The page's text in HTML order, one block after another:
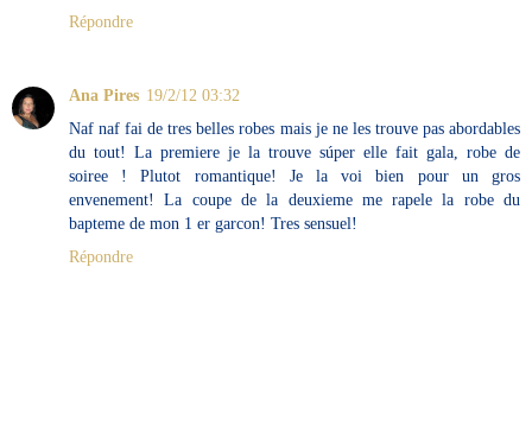
Répondre
Ana Pires 19/2/12 03:32
Naf naf fai de tres belles robes mais je ne les trouve pas abordables
du tout! La premiere je la trouve súper elle fait gala, robe de
soiree ! Plutot romantique! Je la voi bien pour un gros
envenement! La coupe de la deuxieme me rapele la robe du
bapteme de mon 1 er garcon! Tres sensuel!
Répondre